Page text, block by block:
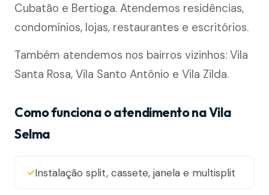
Cubatão e Bertioga. Atendemos residências,
condomínios, lojas, restaurantes e escritórios.
Também atendemos nos bairros vizinhos: Vila
Santa Rosa, Vila Santo Antônio e Vila Zilda.
Como funciona o atendimento na Vila
Selma
Instalação split, cassete, janela e multisplit